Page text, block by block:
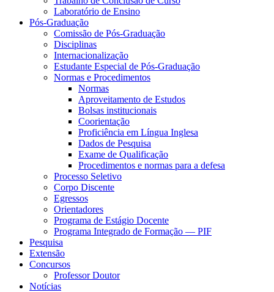
Laboratório de Ensino
Pós-Graduação
Comissão de Pós-Graduação
Disciplinas
Internacionalização
Estudante Especial de Pós-Graduação
Normas e Procedimentos
Normas
Aproveitamento de Estudos
Bolsas institucionais
Coorientação
Proficiência em Língua Inglesa
Dados de Pesquisa
Exame de Qualificação
Procedimentos e normas para a defesa
Processo Seletivo
Corpo Discente
Egressos
Orientadores
Programa de Estágio Docente
Programa Integrado de Formação — PIF
Pesquisa
Extensão
Concursos
Professor Doutor
Notícias